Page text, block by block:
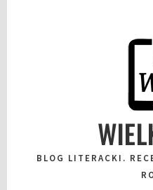
BLOG LITERACKI.